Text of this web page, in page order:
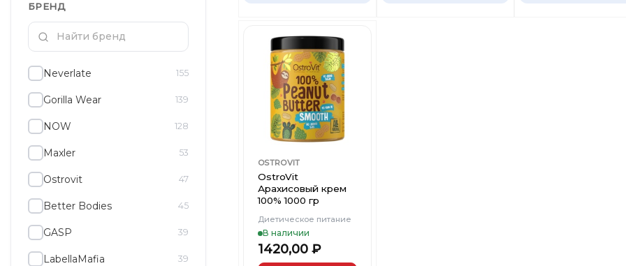
БРЕНД
Neverlate 155
Gorilla Wear 139
NOW 128
Maxler 53
Ostrovit 47
Better Bodies 45
GASP 39
LabellaMafia 39
Добавить
в
Вишлист
OSTROVIT
OstroVit
Арахисовый крем
100% 1000 гр
Диетическое питание
В наличии
1420,00 ₽